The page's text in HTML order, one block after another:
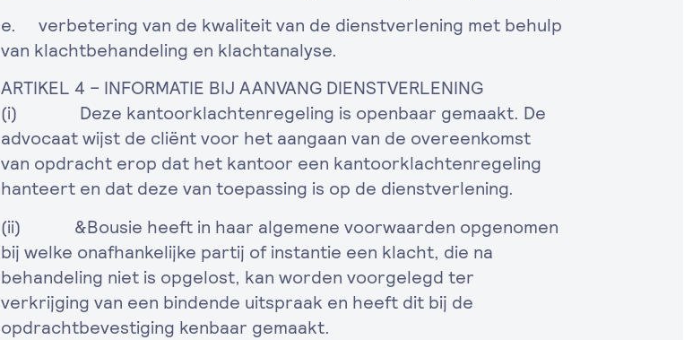
e. verbetering van de kwaliteit van de dienstverlening met behulp
van klachtbehandeling en klachtanalyse.
ARTIKEL 4 – INFORMATIE BIJ AANVANG DIENSTVERLENING
(i) Deze kantoorklachtenregeling is openbaar gemaakt. De
advocaat wijst de cliënt voor het aangaan van de overeenkomst
van opdracht erop dat het kantoor een kantoorklachtenregeling
hanteert en dat deze van toepassing is op de dienstverlening.
(ii) &Bousie heeft in haar algemene voorwaarden opgenomen
bij welke onafhankelijke partij of instantie een klacht, die na
behandeling niet is opgelost, kan worden voorgelegd ter
verkrijging van een bindende uitspraak en heeft dit bij de
opdrachtbevestiging kenbaar gemaakt.